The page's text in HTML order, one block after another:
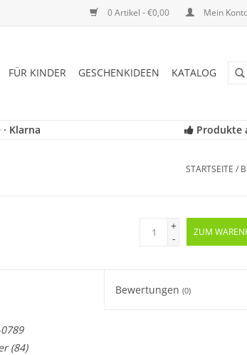
0 Artikel - €0,00 Mein
FÜR KINDER GESCHENKIDEEN KATALOG
Klarna Produkte
STARTSEITE /
+
-
ZUM
Bewertungen(0)
(84)